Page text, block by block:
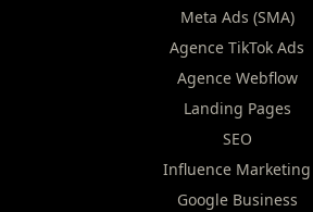
Meta Ads (SMA)
Agence TikTok Ads
Agence Webflow
Landing Pages
SEO
Influence Marketing
Google Business